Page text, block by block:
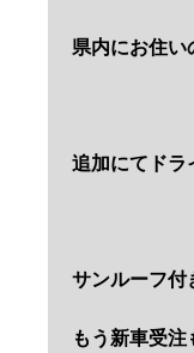
県内にお住い
追加にてドラ
サンルーフ付
もう新車受